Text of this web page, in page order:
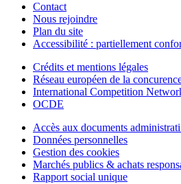
Contact
Nous rejoindre
Plan du site
Accessibilité : partiellement
Crédits et mentions légales
Réseau européen de la
International Competition
OCDE
Accès aux documents
Données personnelles
Gestion des cookies
Marchés publics & achats
Rapport social unique